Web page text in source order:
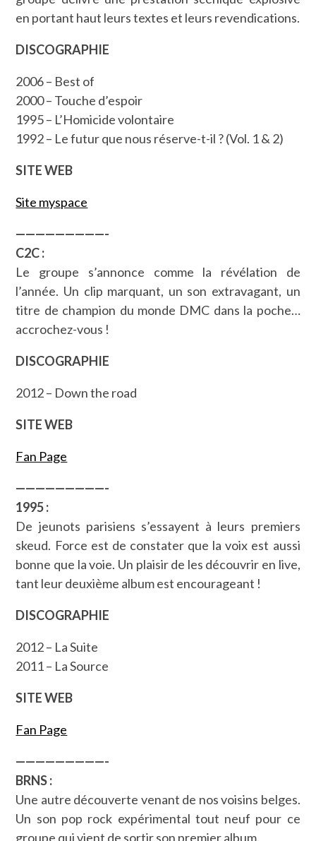
en portant haut leurs textes et leurs revendications.
DISCOGRAPHIE
2006 – Best of
2000 – Touche d’espoir
1995 – L’Homicide volontaire
1992 – Le futur que nous réserve-t-il ? (Vol. 1 & 2)
SITE WEB
Site myspace
—————————-
C2C :
Le groupe s’annonce comme la révélation de
l’année. Un clip marquant, un son extravagant, un
titre de champion du monde DMC dans la poche…
accrochez-vous !
DISCOGRAPHIE
2012 – Down the road
SITE WEB
Fan Page
—————————-
1995 :
De jeunots parisiens s’essayent à leurs premiers
skeud. Force est de constater que la voix est aussi
bonne que la voie. Un plaisir de les découvrir en live,
tant leur deuxième album est encourageant !
DISCOGRAPHIE
2012 – La Suite
2011 – La Source
SITE WEB
Fan Page
—————————-
BRNS :
Une autre découverte venant de nos voisins belges.
Un son pop rock expérimental tout neuf pour ce
groupe qui vient de sortir son premier album.